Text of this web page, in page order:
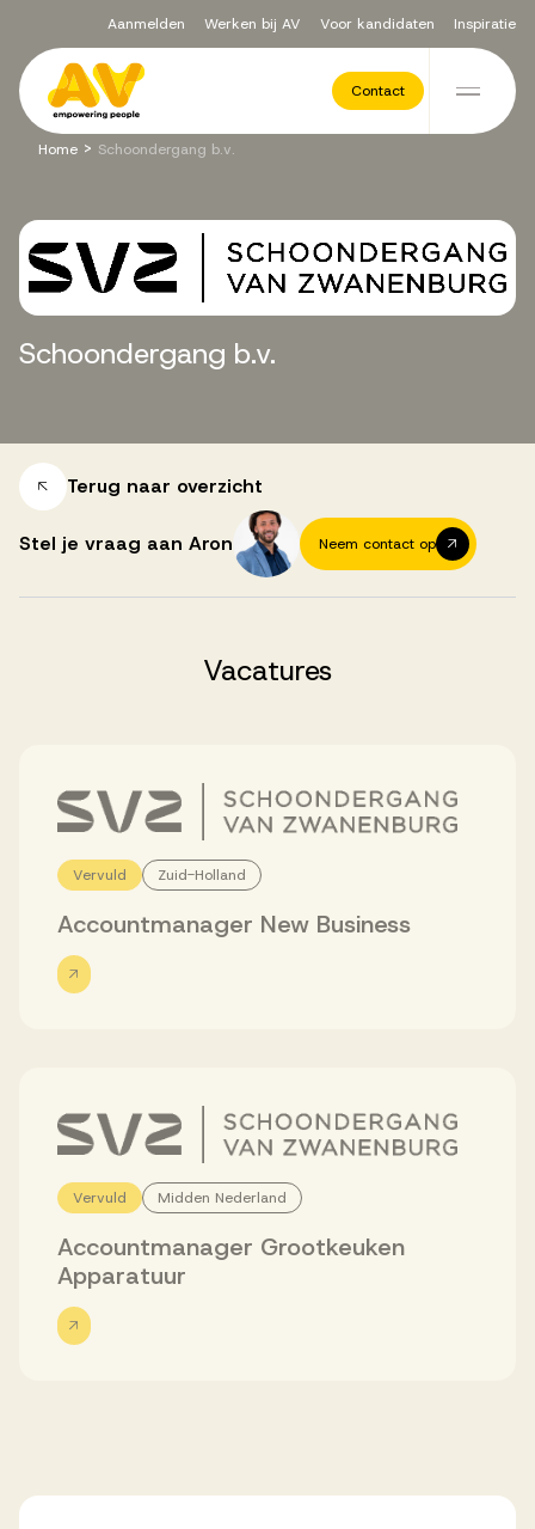
Ga naar de inhoud
Aanmelden Werken bij AV Voor kandidaten Inspiratie
Contact
Voor opdrachtgevers
Executive Search
Recruitment Services
Vacatures
Successen
Vervulde vacatures
Over AV
Werken bij AV
Aanmelden
Werken bij AV
Voor kandidaten
Home > Schoondergang b.v.
Schoondergang b.v.
Terug naar overzicht
Stel je vraag aan Aron Neem contact op
Vacatures
Vervuld Zuid-Holland
Accountmanager New Business
Vervuld Midden Nederland
Accountmanager Grootkeuken
Apparatuur